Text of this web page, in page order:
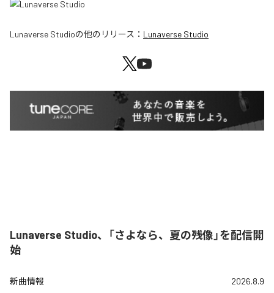
Lunaverse Studioの他のリリース： Lunaverse Studio
Lunaverse Studio、「さよなら、夏の残像」を配信開
始
新曲情報 2026.8.9